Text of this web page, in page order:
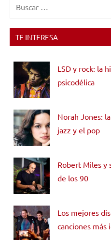
TE INTERESA
LSD y rock: la
psicodélica
Norah Jones:
jazz y el pop
Robert Miles y
de los 90
Los mejores
canciones más